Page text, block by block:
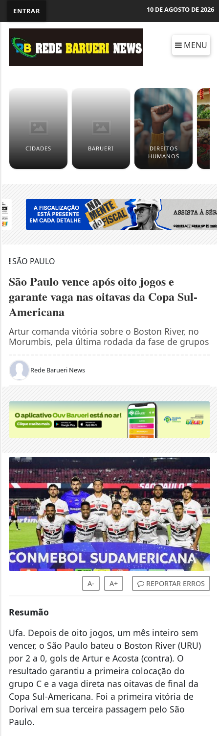
ENTRAR 10 DE AGOSTO DE 2026
MENU
CIDADES BARUERI
DIREITOS
HUMANOS
SÃO PAULO
São Paulo vence após oito jogos e
garante vaga nas oitavas da Copa Sul-
Americana
Artur comanda vitória sobre o Boston River, no
Morumbis, pela última rodada da fase de grupos
Rede Barueri News
A- A+ REPORTAR ERROS
Resumão
Ufa. Depois de oito jogos, um mês inteiro sem
vencer, o São Paulo bateu o Boston River (URU)
por 2 a 0, gols de Artur e Acosta (contra). O
resultado garantiu a primeira colocação do
grupo C e a vaga direta nas oitavas de final da
Copa Sul-Americana. Foi a primeira vitória de
Dorival em sua terceira passagem pelo São
Paulo.